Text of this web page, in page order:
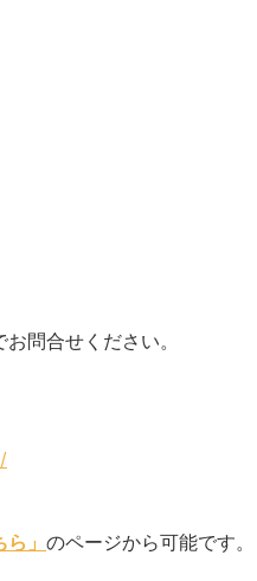
問合せください。
ら」 のページから可能です。